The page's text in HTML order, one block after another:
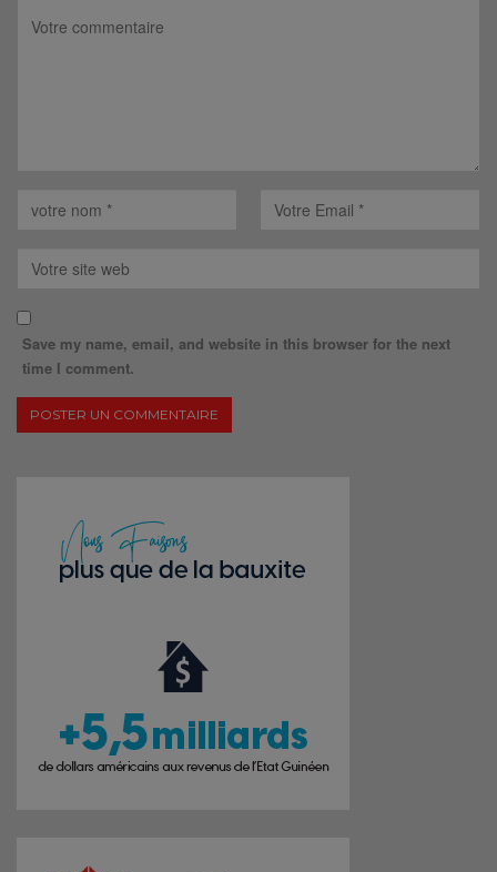
Save my name, email, and website in this browser for the next
time I comment.